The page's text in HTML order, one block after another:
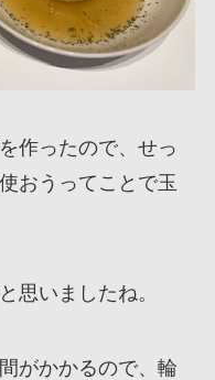
作ったので、せっ
おうってことで玉
思いましたね。
がかかるので、輪